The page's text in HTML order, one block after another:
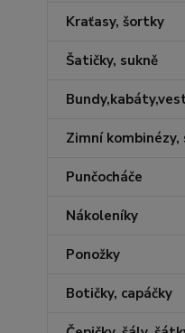
Kraťasy, šortky
Šatičky, sukně
Zimní kombinézy,
Punčocháče
Nákoleníky
Ponožky
Botičky, capáčky